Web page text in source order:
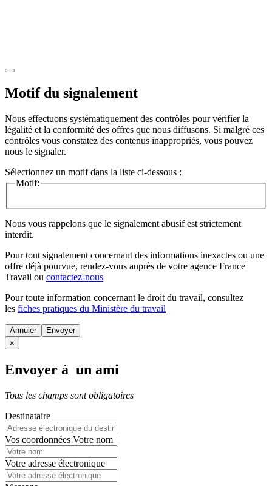
Motif du signalement
Nous effectuons systématiquement des contrôles pour vérifier la
légalité et la conformité des offres que nous diffusons. Si malgré ces
contrôles vous constatez des contenus inappropriés, vous pouvez
nous le signaler.
Sélectionnez un motif dans la liste ci-dessous :
Motif:
Nous vous rappelons que le signalement abusif est strictement
interdit.
Pour tout signalement concernant des informations inexactes ou une
offre déjà pourvue, rendez-vous auprès de votre agence France
Travail ou contactez-nous
Pour toute information concernant le droit du travail, consultez
les fiches pratiques du Ministère du travail
Annuler
×
Envoyer à un ami
Tous les champs sont obligatoires
Destinataire
Vos coordonnées Votre nom
Votre adresse électronique